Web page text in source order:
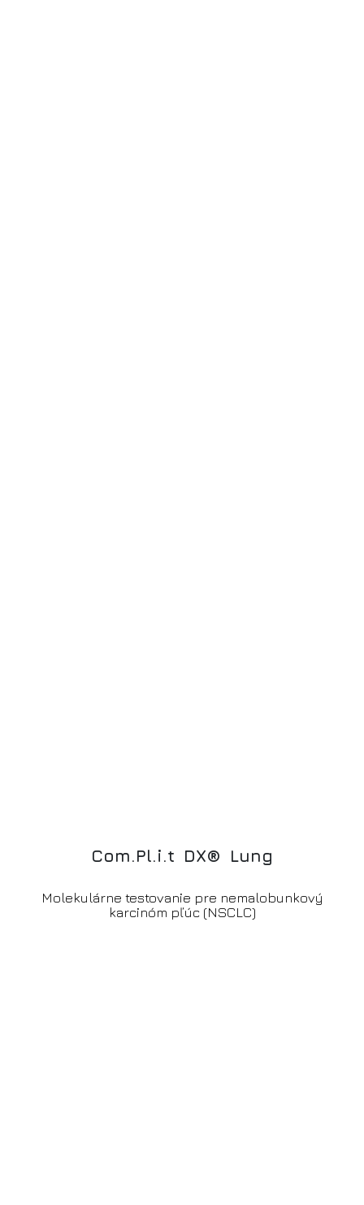
Com.Pl.i.t DX® Lung
Molekulárne testovanie pre nemalobunkový
karcinóm pľúc (NSCLC)